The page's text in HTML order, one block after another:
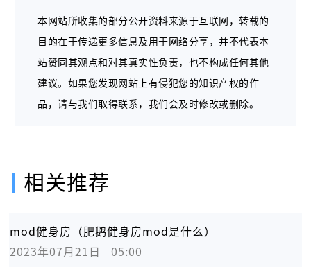
本网站所收集的部分公开资料来源于互联网，转载的
目的在于传递更多信息及用于网络分享，并不代表本
站赞同其观点和对其真实性负责，也不构成任何其他
建议。如果您发现网站上有侵犯您的知识产权的作
品，请与我们取得联系，我们会及时修改或删除。
相关推荐
mod健身房（肥鹅健身房mod是什么）
2023年07月21日   05:00